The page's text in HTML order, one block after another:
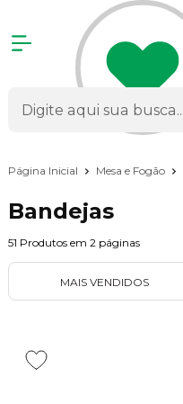
Página Inicial Mesa e Fogão
Bandejas
51 Produtos em 2 páginas
MAIS VENDIDOS